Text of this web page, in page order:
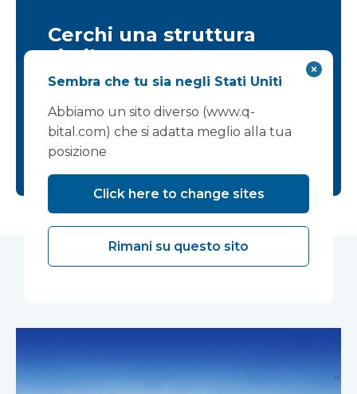
Cerchi una struttura
simile?
Contattaci:
+44 (0)1452 651850
info@vanguardhealthcare.co.uk
Sembra che tu sia negli Stati Uniti
Abbiamo un sito diverso (www.q-
bital.com) che si adatta meglio alla tua
posizione
Click here to change sites
Rimani su questo sito